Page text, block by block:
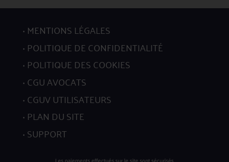
MENTIONS LÉGALES
POLITIQUE DE CONFIDENTIALITÉ
POLITIQUE DES COOKIES
CGU AVOCATS
CGUV UTILISATEURS
PLAN DU SITE
SUPPORT